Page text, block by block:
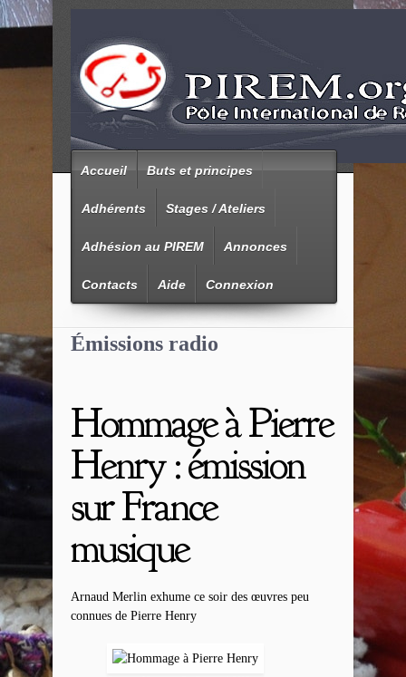
Accueil Buts et principes
Adhérents Stages / Ateliers
Adhésion au PIREM Annonces
Contacts Aide Connexion
Émissions radio
Hommage à Pierre
Henry : émission
sur France
musique
Arnaud Merlin exhume ce soir des œuvres peu
connues de Pierre Henry